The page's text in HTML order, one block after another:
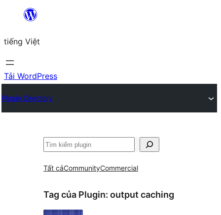
Chuyển
phần
nội
dung
tiếng Việt
Tải WordPress
Plugin Directory
Tìm
Tất cảCommunityCommercial
Tag của Plugin: output caching